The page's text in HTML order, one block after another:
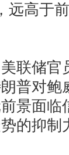
远高于
储官
普对鲍
景面临
的抑制